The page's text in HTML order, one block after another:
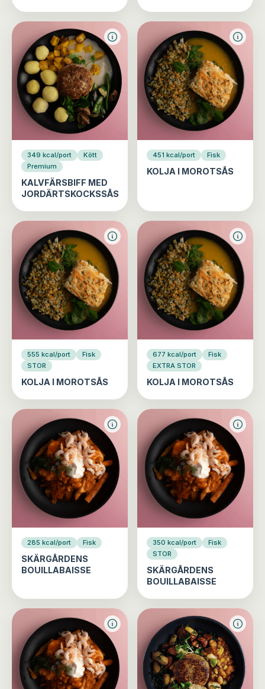
349 kcal/port
Kött
Premium
KALVFÄRSBIFF MED
JORDÄRTSKOCKSSÅS
451 kcal/port Fisk
KOLJA I MOROTSÅS
555 kcal/port
Fisk
STOR
KOLJA I MOROTSÅS
677 kcal/port
Fisk
EXTRA STOR
KOLJA I MOROTSÅS
285 kcal/port Fisk
SKÄRGÅRDENS
BOUILLABAISSE
350 kcal/port
Fisk
STOR
SKÄRGÅRDENS
BOUILLABAISSE